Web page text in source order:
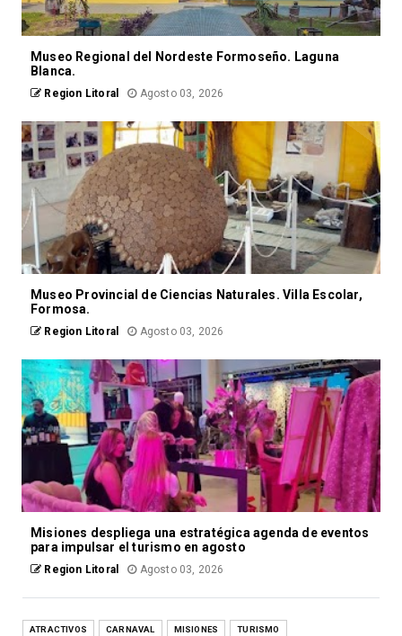
Museo Regional del Nordeste Formoseño. Laguna
Blanca.
Region Litoral Agosto 03, 2026
Museo Provincial de Ciencias Naturales. Villa Escolar,
Formosa.
Region Litoral Agosto 03, 2026
Misiones despliega una estratégica agenda de eventos
para impulsar el turismo en agosto
Region Litoral Agosto 03, 2026
ATRACTIVOS CARNAVAL MISIONES TURISMO